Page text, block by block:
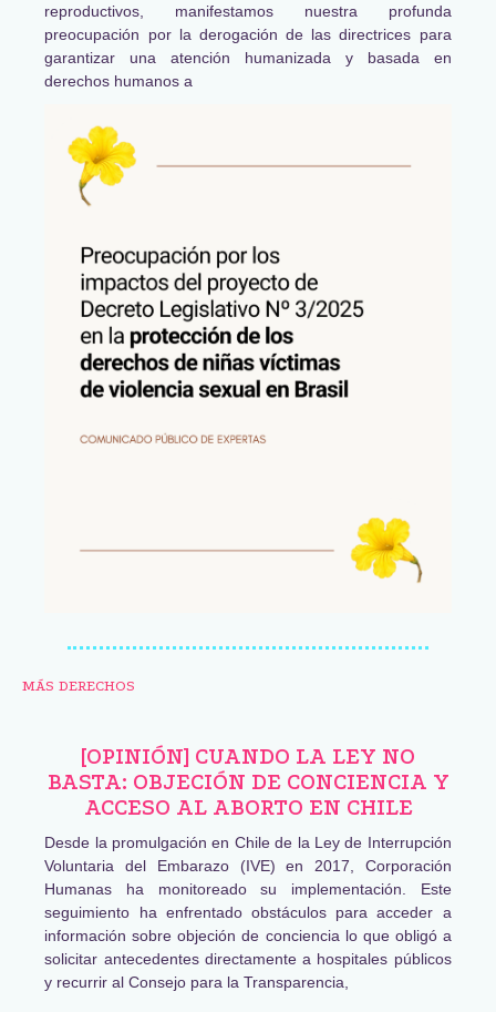
reproductivos, manifestamos nuestra profunda
preocupación por la derogación de las directrices para
garantizar una atención humanizada y basada en
derechos humanos a
MÁS DERECHOS
[OPINIÓN] CUANDO LA LEY NO
BASTA: OBJECIÓN DE CONCIENCIA Y
ACCESO AL ABORTO EN CHILE
Desde la promulgación en Chile de la Ley de Interrupción
Voluntaria del Embarazo (IVE) en 2017, Corporación
Humanas ha monitoreado su implementación. Este
seguimiento ha enfrentado obstáculos para acceder a
información sobre objeción de conciencia lo que obligó a
solicitar antecedentes directamente a hospitales públicos
y recurrir al Consejo para la Transparencia,